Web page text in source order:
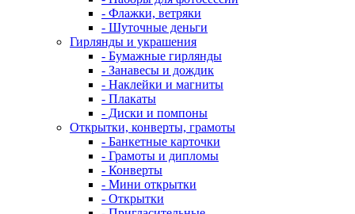
- Флажки, ветряки
- Шуточные деньги
Гирлянды и украшения
- Бумажные гирлянды
- Занавесы и дождик
- Наклейки и магниты
- Плакаты
- Диски и помпоны
Открытки, конверты, грамоты
- Банкетные карточки
- Грамоты и дипломы
- Конверты
- Мини открытки
- Открытки